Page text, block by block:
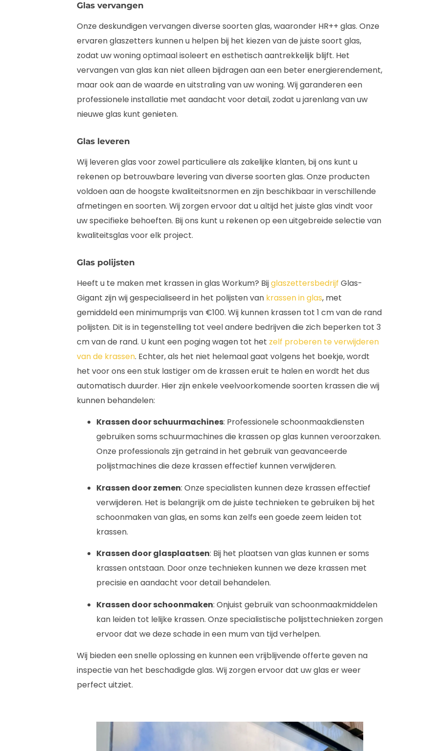
Glas vervangen
Onze deskundigen vervangen diverse soorten glas, waaronder HR++ glas. Onze
ervaren glaszetters kunnen u helpen bij het kiezen van de juiste soort glas,
zodat uw woning optimaal isoleert en esthetisch aantrekkelijk blijft. Het
vervangen van glas kan niet alleen bijdragen aan een beter energierendement,
maar ook aan de waarde en uitstraling van uw woning. Wij garanderen een
professionele installatie met aandacht voor detail, zodat u jarenlang van uw
nieuwe glas kunt genieten.
Glas leveren
Wij leveren glas voor zowel particuliere als zakelijke klanten, bij ons kunt u
rekenen op betrouwbare levering van diverse soorten glas. Onze producten
voldoen aan de hoogste kwaliteitsnormen en zijn beschikbaar in verschillende
afmetingen en soorten. Wij zorgen ervoor dat u altijd het juiste glas vindt voor
uw specifieke behoeften. Bij ons kunt u rekenen op een uitgebreide selectie van
kwaliteitsglas voor elk project.
Glas polijsten
Heeft u te maken met krassen in glas Workum? Bijglaszettersbedrijf Glas-
Gigant zijn wij gespecialiseerd in het polijsten van krassen in glas, met
gemiddeld een minimumprijs van €100. Wij kunnen krassen tot 1 cm van de rand
polijsten. Dit is in tegenstelling tot veel andere bedrijven die zich beperken tot 3
cm van de rand. U kunt een poging wagen tot het zelf proberen te verwijderen
van de krassen. Echter, als het niet helemaal gaat volgens het boekje, wordt
het voor ons een stuk lastiger om de krassen eruit te halen en wordt het dus
automatisch duurder. Hier zijn enkele veelvoorkomende soorten krassen die wij
kunnen behandelen:
Krassen door schuurmachines: Professionele schoonmaakdiensten
gebruiken soms schuurmachines die krassen op glas kunnen veroorzaken.
Onze professionals zijn getraind in het gebruik van geavanceerde
polijstmachines die deze krassen effectief kunnen verwijderen.
Krassen door zemen: Onze specialisten kunnen deze krassen effectief
verwijderen. Het is belangrijk om de juiste technieken te gebruiken bij het
schoonmaken van glas, en soms kan zelfs een goede zeem leiden tot
krassen.
Krassen door glasplaatsen: Bij het plaatsen van glas kunnen er soms
krassen ontstaan. Door onze technieken kunnen we deze krassen met
precisie en aandacht voor detail behandelen.
Krassen door schoonmaken: Onjuist gebruik van schoonmaakmiddelen
kan leiden tot lelijke krassen. Onze specialistische polijsttechnieken zorgen
ervoor dat we deze schade in een mum van tijd verhelpen.
Wij bieden een snelle oplossing en kunnen een vrijblijvende offerte geven na
inspectie van het beschadigde glas. Wij zorgen ervoor dat uw glas er weer
perfect uitziet.